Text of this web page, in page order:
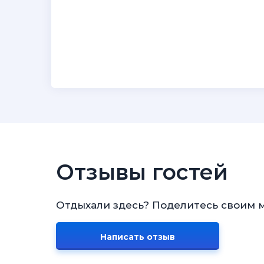
Отзывы гостей
Отдыхали здесь? Поделитесь своим
Написать отзыв